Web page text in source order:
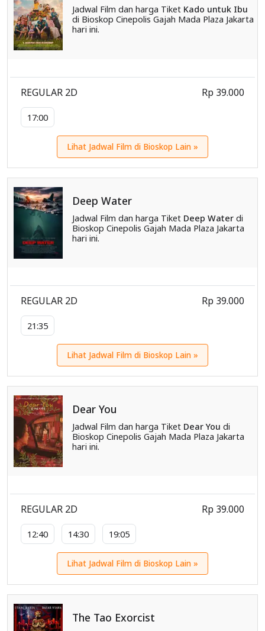
Jadwal Film dan harga Tiket Kado untuk Ibu
di Bioskop Cinepolis Gajah Mada Plaza Jakarta
hari ini.
REGULAR 2D
17:00
Rp 39.000
Lihat Jadwal Film di Bioskop Lain »
Deep Water
Jadwal Film dan harga Tiket Deep Waterdi
Bioskop Cinepolis Gajah Mada Plaza Jakarta
hari ini.
REGULAR 2D
21:35
Rp 39.000
Lihat Jadwal Film di Bioskop Lain »
Dear You
Jadwal Film dan harga Tiket Dear You di
Bioskop Cinepolis Gajah Mada Plaza Jakarta
hari ini.
REGULAR 2D
12:40 14:30 19:05
Rp 39.000
Lihat Jadwal Film di Bioskop Lain »
The Tao Exorcist